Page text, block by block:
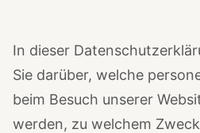
In dieser
Sie darüber, welche
beim Besuch unserer
werden, zu welchem